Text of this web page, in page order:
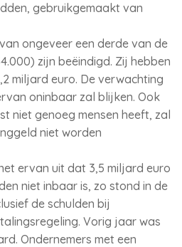
gebruikgemaakt van
ongeveer een derde van de
zijn beëindigd. Zij hebben
miljard euro. De verwachting
oninbaar zal blijken. Ook
niet genoeg mensen heeft, zal
niet worden
ervan uit dat 3,5 miljard euro
niet inbaar is, zo stond in de
de schulden bij
Vorig jaar was
Ondernemers met een